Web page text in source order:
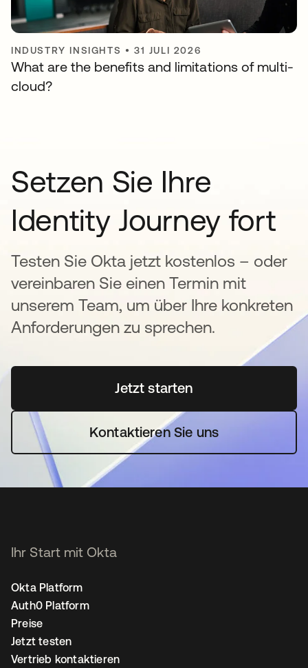
INDUSTRY INSIGHTS •31 JULI 2026
What are the benefits and limitations of multi-
cloud?
Setzen Sie Ihre
Identity Journey fort
Testen Sie Okta jetzt kostenlos – oder
vereinbaren Sie einen Termin mit
unserem Team, um über Ihre konkreten
Anforderungen zu sprechen.
Jetzt startenwird in einer neuen
Kontaktieren Sie uns
Ihr Start mit Okta
Okta Platform
Auth0 Platform
Preise
Jetzt testen
Vertrieb kontaktieren